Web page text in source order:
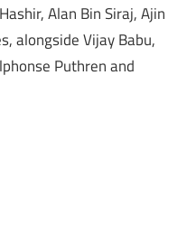
Alan Bin Siraj, Ajin
alongside Vijay Babu,
Puthren and